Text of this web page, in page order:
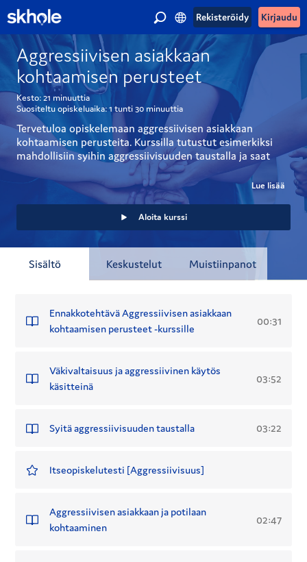
Kirjaudu
Rekisteröidy
Aggressiivisen asiakkaan
kohtaamisen perusteet
Kesto:21 minuuttia
Suositeltu opiskeluaika:1 tunti30 minuuttia
Tervetuloa opiskelemaan aggressiivisen asiakkaan
kohtaamisen perusteita. Kurssilla tutustut esimerkiksi
mahdollisiin syihin aggressiivisuuden taustalla ja saat
konkreettisia vinkkejä aggressiivisen asiakkaan
kohtaamiseen.
Lue lisää
Aloita kurssi
Sisältö Keskustelut Muistiinpanot
Ennakkotehtävä Aggressiivisen asiakkaan
kohtaamisen perusteet -kurssille
00:31
Väkivaltaisuus ja aggressiivinen käytös
käsitteinä
03:52
Syitä aggressiivisuuden taustalla 03:22
Itseopiskelutesti [Aggressiivisuus]
Aggressiivisen asiakkaan ja potilaan
kohtaaminen
02:47